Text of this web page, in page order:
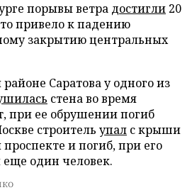
порывы ветра достигли 20
привело к падению
закрытию центральных
Саратова у одного из
стена во время
при ее обрушении погиб
строитель упал с крыши
и погиб, при его
один человек.